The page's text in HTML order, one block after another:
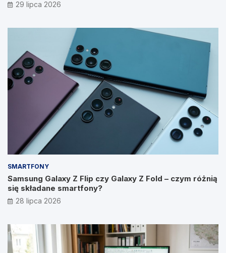
29 lipca 2026
SMARTFONY
Samsung Galaxy Z Flip czy Galaxy Z Fold – czym różnią
się składane smartfony?
28 lipca 2026